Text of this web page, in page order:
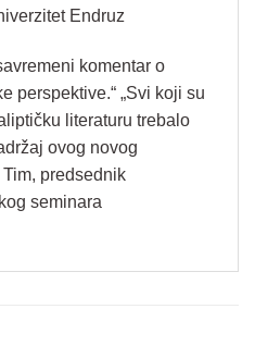
Endruz
komentar o
perspektive.“ „Svi koji su
literaturu trebalo
ovog novog
Tim, predsednik
seminara